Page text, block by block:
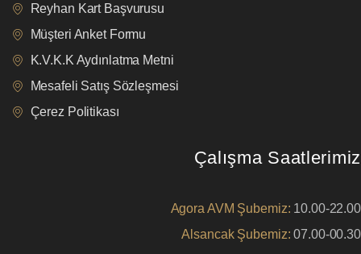
Reyhan Kart Başvurusu
Müşteri Anket Formu
K.V.K.K Aydınlatma Metni
Mesafeli Satış Sözleşmesi
Çerez Politikası
Çalışma Saatlerimiz
Agora AVM Şubemiz: 10.00-22.00
Alsancak Şubemiz: 07.00-00.30